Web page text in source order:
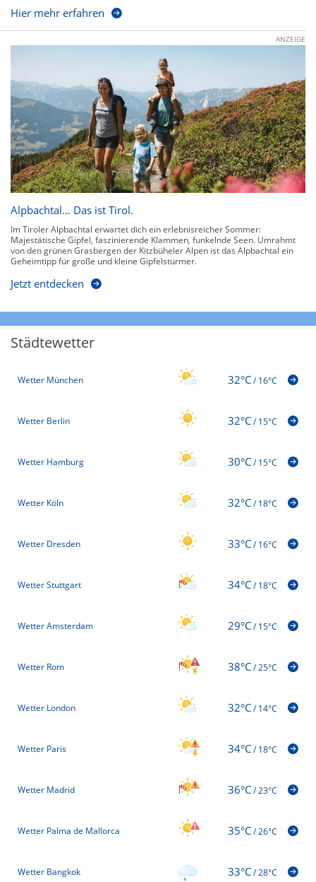
Hier mehr erfahren
ANZEIGE
Alpbachtal… Das ist Tirol.
Im Tiroler Alpbachtal erwartet dich ein erlebnisreicher Sommer:
Majestätische Gipfel, faszinierende Klammen, funkelnde Seen. Umrahmt
von den grünen Grasbergen der Kitzbüheler Alpen ist das Alpbachtal ein
Geheimtipp für große und kleine Gipfelstürmer.
Jetzt entdecken
Städtewetter
Wetter München 32°C/16°C
Wetter Berlin 32°C/15°C
Wetter Hamburg 30°C/15°C
Wetter Köln 32°C/18°C
Wetter Dresden 33°C/16°C
Wetter Stuttgart 34°C/18°C
Wetter Amsterdam 29°C/15°C
Wetter Rom 38°C/25°C
Wetter London 32°C/14°C
Wetter Paris 34°C/18°C
Wetter Madrid 36°C/23°C
Wetter Palma de Mallorca 35°C/26°C
Wetter Bangkok 33°C/28°C